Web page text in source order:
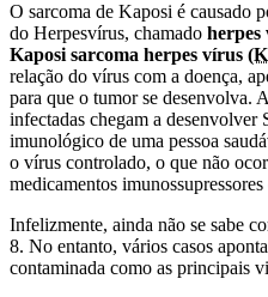
O sarcoma de Kaposi é causado
do Herpesvírus, chamado herpes
Kaposi sarcoma herpes vírus
relação do vírus com a doença,
para que o tumor se desenvolva.
infectadas chegam a desenvolver
imunológico de uma pessoa
o vírus controlado, o que não
medicamentos
Infelizmente, ainda não se sabe
8. No entanto, vários casos
contaminada como as principais